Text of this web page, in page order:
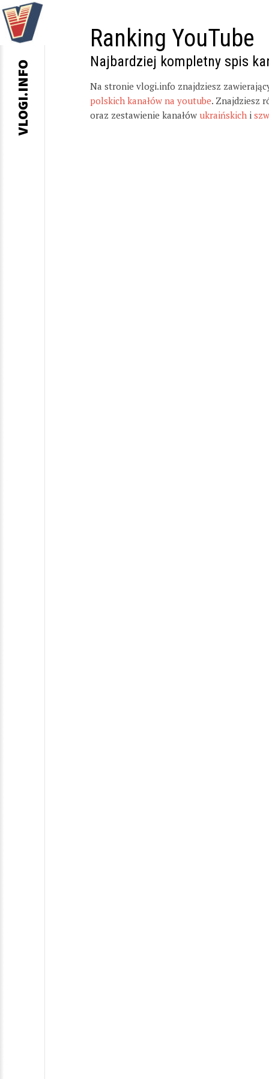
Ranking YouTube
Najbardziej kompletny spis
Na stronie vlogi.info znajdziesz
polskich kanałów na youtube. Znajdziesz
oraz zestawienie kanałów ukraińskich i
VLOGI.INFO